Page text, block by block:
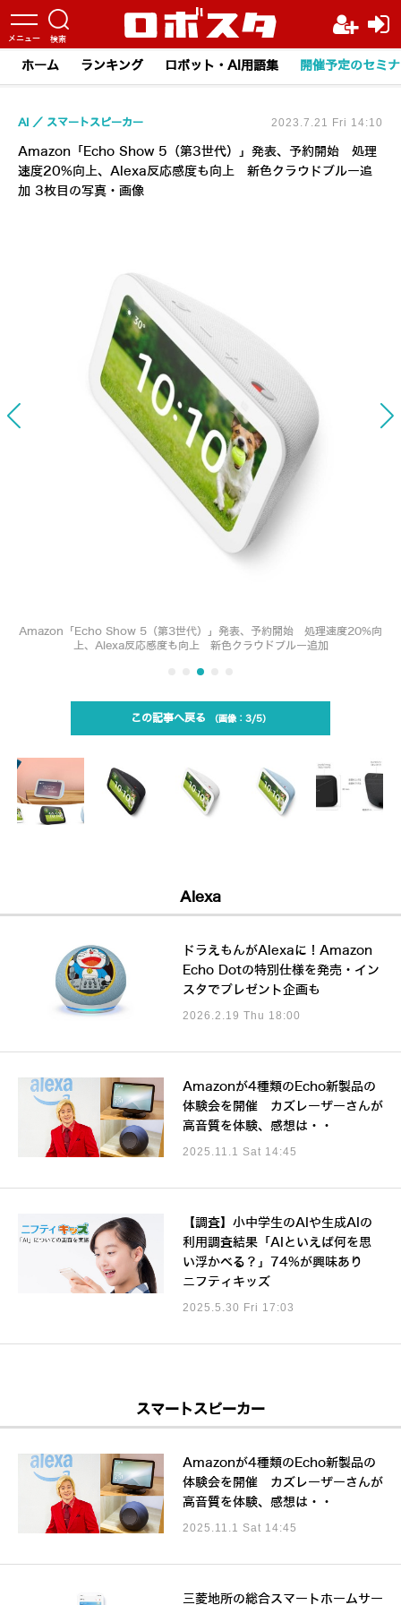
ホーム ランキング ロボット・AI用語集 開催予定のセミ
Amazon「Echo Show 5（第3世代）」発表、予約開始 処理
速度20%向上、Alexa反応感度も向上 新色クラウドブルー追
加 3枚目の写真・画像
AI スマートスピーカー 2023.7.21 Fri 14:10
Amazon「Echo Show 5（第3世代）」発表、予約開始 処理速度20%向
上、Alexa反応感度も向上 新色クラウドブルー追加
この記事へ戻る 3/5
Alexa
ドラえもんがAlexaに！Amazon
Echo Dotの特別仕様を発売・イン
スタでプレゼント企画も
2026.2.19 Thu 18:00
Amazonが4種類のEcho新製品の
体験会を開催 カズレーザーさんが
高音質を体験、感想は・・
2025.11.1 Sat 14:45
【調査】小中学生のAIや生成AIの
利用調査結果「AIといえば何を思
い浮かべる？」74%が興味あり
ニフティキッズ
2025.5.30 Fri 17:03
スマートスピーカー
Amazonが4種類のEcho新製品の
体験会を開催 カズレーザーさんが
高音質を体験、感想は・・
2025.11.1 Sat 14:45
三菱地所の総合スマートホームサー